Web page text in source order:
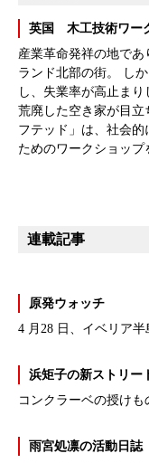
英国 木工技術ワー
産業革命発祥の地で
ランド北部の街。 し
し、失業率が高止ま
荒廃した空き家が目立
フテッド」は、社会
ためのワークショップ
連載記事
原発ウォッチ
4 月28 日、イベリア半
浜矩子の新ストリー
コンクラーベの授けも
雨宮処凛の活動日誌